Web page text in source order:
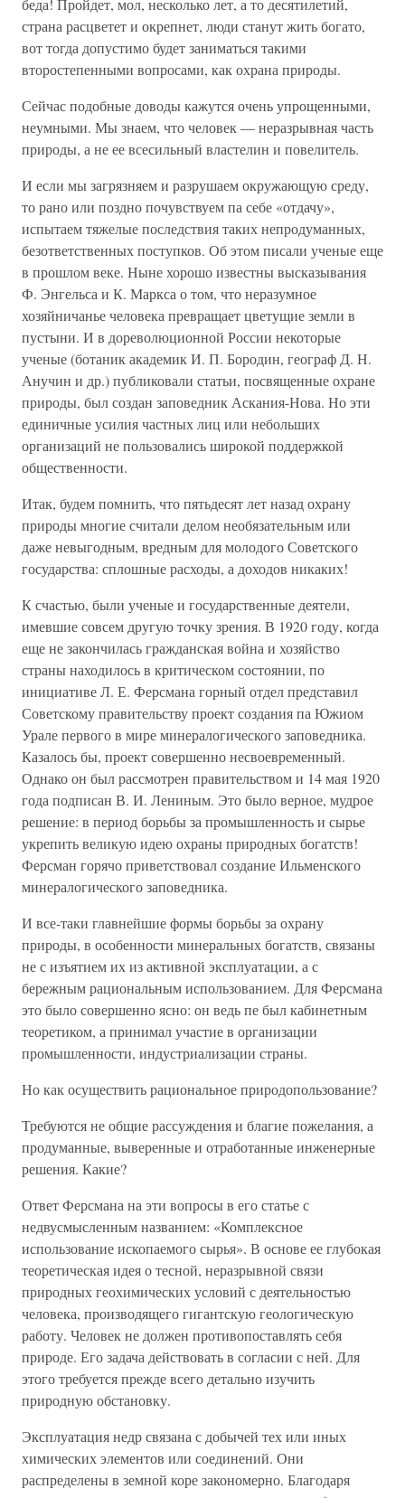
беда! Пройдет, мол, несколько лет, а то десятилетий,
страна расцветет и окрепнет, люди станут жить богато,
вот тогда допустимо будет заниматься такими
второстепенными вопросами, как охрана природы.
Сейчас подобные доводы кажутся очень упрощенными,
неумными. Мы знаем, что человек — неразрывная часть
природы, а не ее всесильный властелин и повелитель.
И если мы загрязняем и разрушаем окружающую среду,
то рано или поздно почувствуем па себе «отдачу»,
испытаем тяжелые последствия таких непродуманных,
безответственных поступков. Об этом писали ученые еще
в прошлом веке. Ныне хорошо известны высказывания
Ф. Энгельса и К. Маркса о том, что неразумное
хозяйничанье человека превращает цветущие земли в
пустыни. И в дореволюционной России некоторые
ученые (ботаник академик И. П. Бородин, географ Д. Н.
Анучин и др.) публиковали статьи, посвященные охране
природы, был создан заповедник Аскания-Нова. Но эти
единичные усилия частных лиц или небольших
организаций не пользовались широкой поддержкой
общественности.
Итак, будем помнить, что пятьдесят лет назад охрану
природы многие считали делом необязательным или
даже невыгодным, вредным для молодого Советского
государства: сплошные расходы, а доходов никаких!
К счастью, были ученые и государственные деятели,
имевшие совсем другую точку зрения. В 1920 году, когда
еще не закончилась гражданская война и хозяйство
страны находилось в критическом состоянии, по
инициативе Л. Е. Ферсмана горный отдел представил
Советскому правительству проект создания па Южиом
Урале первого в мире минералогического заповедника.
Казалось бы, проект совершенно несвоевременный.
Однако он был рассмотрен правительством и 14 мая 1920
года подписан В. И. Лениным. Это было верное, мудрое
решение: в период борьбы за промышленность и сырье
укрепить великую идею охраны природных богатств!
Ферсман горячо приветствовал создание Ильменского
минералогического заповедника.
И все-таки главнейшие формы борьбы за охрану
природы, в особенности минеральных богатств, связаны
не с изъятием их из активной эксплуатации, а с
бережным рациональным использованием. Для Ферсмана
это было совершенно ясно: он ведь пе был кабинетным
теоретиком, а принимал участие в организации
промышленности, индустриализации страны.
Но как осуществить рациональное природопользование?
Требуются не общие рассуждения и благие пожелания, а
продуманные, выверенные и отработанные инженерные
решения. Какие?
Ответ Ферсмана на эти вопросы в его статье с
недвусмысленным названием: «Комплексное
использование ископаемого сырья». В основе ее глубокая
теоретическая идея о тесной, неразрывной связи
природных геохимических условий с деятельностью
человека, производящего гигантскую геологическую
работу. Человек не должен противопоставлять себя
природе. Его задача действовать в согласии с ней. Для
этого требуется прежде всего детально изучить
природную обстановку.
Эксплуатация недр связана с добычей тех или иных
химических элементов или соединений. Они
распределены в земной коре закономерно. Благодаря